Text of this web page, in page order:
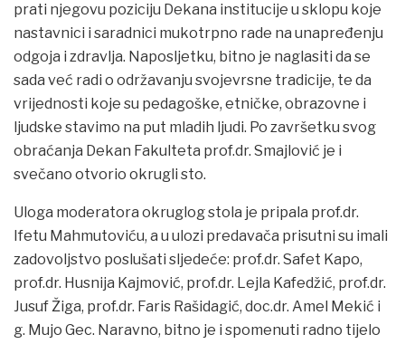
prati njegovu poziciju Dekana institucije u sklopu koje
nastavnici i saradnici mukotrpno rade na unapređenju
odgoja i zdravlja. Naposljetku, bitno je naglasiti da se
sada već radi o održavanju svojevrsne tradicije, te da
vrijednosti koje su pedagoške, etničke, obrazovne i
ljudske stavimo na put mladih ljudi. Po završetku svog
obraćanja Dekan Fakulteta prof.dr. Smajlović je i
svečano otvorio okrugli sto.
Uloga moderatora okruglog stola je pripala prof.dr.
Ifetu Mahmutoviću, a u ulozi predavača prisutni su imali
zadovoljstvo poslušati sljedeće: prof.dr. Safet Kapo,
prof.dr. Husnija Kajmović, prof.dr. Lejla Kafedžić, prof.dr.
Jusuf Žiga, prof.dr. Faris Rašidagić, doc.dr. Amel Mekić i
g. Mujo Gec. Naravno, bitno je i spomenuti radno tijelo